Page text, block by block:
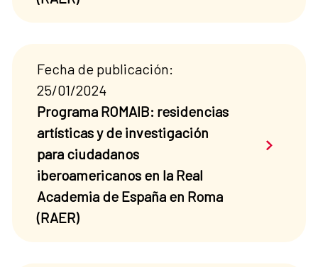
Fecha de publicación:
25/01/2024
Programa ROMAIB: residencias
artísticas y de investigación
para ciudadanos
iberoamericanos en la Real
Academia de España en Roma
(RAER)
Saber